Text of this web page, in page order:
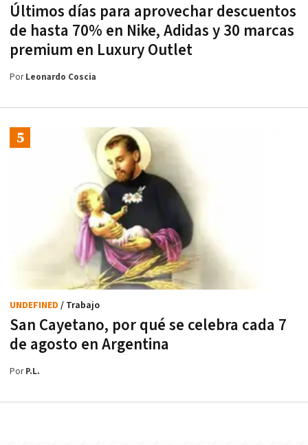
Últimos días para aprovechar descuentos
de hasta 70% en Nike, Adidas y 30 marcas
premium en Luxury Outlet
PorLeonardo Coscia
San Cayetano, por qué se celebra cada 7
de agosto en Argentina
UNDEFINED / Trabajo
PorP.L.